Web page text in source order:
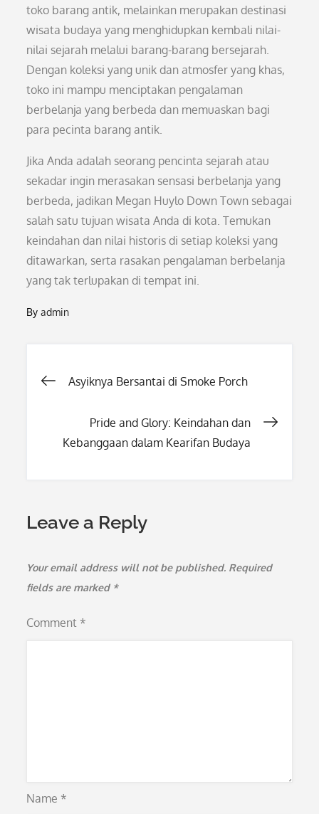
toko barang antik, melainkan merupakan destinasi
wisata budaya yang menghidupkan kembali nilai-
nilai sejarah melalui barang-barang bersejarah.
Dengan koleksi yang unik dan atmosfer yang khas,
toko ini mampu menciptakan pengalaman
berbelanja yang berbeda dan memuaskan bagi
para pecinta barang antik.
Jika Anda adalah seorang pencinta sejarah atau
sekadar ingin merasakan sensasi berbelanja yang
berbeda, jadikan Megan Huylo Down Town sebagai
salah satu tujuan wisata Anda di kota. Temukan
keindahan dan nilai historis di setiap koleksi yang
ditawarkan, serta rasakan pengalaman berbelanja
yang tak terlupakan di tempat ini.
Byadmin
Post
navigation
Asyiknya Bersantai di Smoke Porch
Pride and Glory: Keindahan dan
Kebanggaan dalam Kearifan Budaya
Leave a Reply
Your email address will not be published. Required
fields are marked *
Comment *
Name *